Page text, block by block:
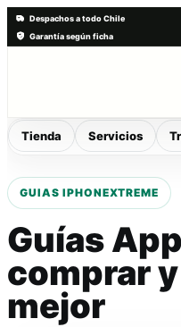
Despachos a todo Chile
Garantía según ficha
Tienda Servicios
Guías
comprar
mejor